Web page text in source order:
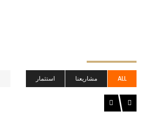
ALL مشاريعنا استثمار